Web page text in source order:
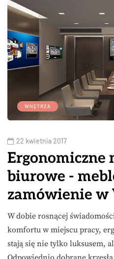
WNĘTRZA
22 kwietnia 2017
Ergonomiczne
biurowe -
zamówienie w
W dobie rosnącej
komfortu w miejscu pracy,
stają się nie tylko luksusem,